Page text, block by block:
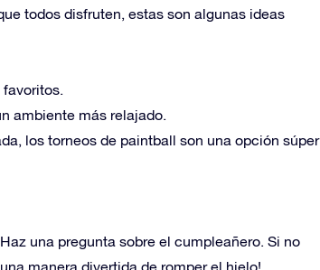
todos disfruten, estas son algunas ideas
ambiente más relajado.
los torneos de paintball son una opción súper
una pregunta sobre el cumpleañero. Si no
manera divertida de romper el hielo!